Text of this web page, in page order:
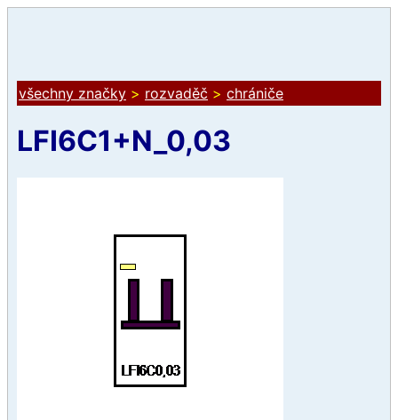
všechny značky > rozvaděč > chrániče
LFI6C1+N_0,03